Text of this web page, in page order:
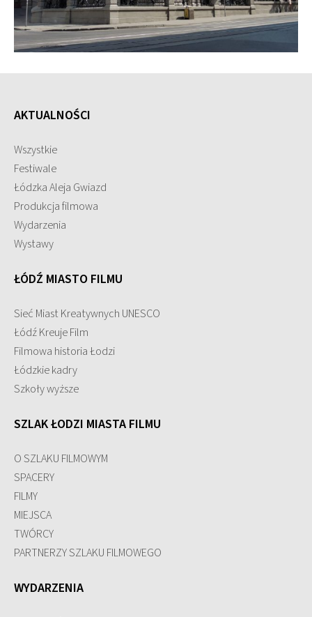
AKTUALNOŚCI
Wszystkie
Festiwale
Łódzka Aleja Gwiazd
Produkcja filmowa
Wydarzenia
Wystawy
ŁÓDŹ MIASTO FILMU
Sieć Miast Kreatywnych UNESCO
Łódź Kreuje Film
Filmowa historia Łodzi
Łódzkie kadry
Szkoły wyższe
SZLAK ŁODZI MIASTA FILMU
O SZLAKU FILMOWYM
SPACERY
FILMY
MIEJSCA
TWÓRCY
PARTNERZY SZLAKU FILMOWEGO
WYDARZENIA